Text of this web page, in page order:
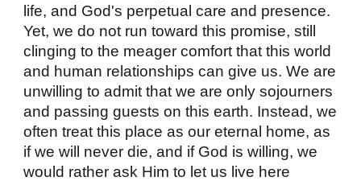
life, and God's perpetual care and presence.
Yet, we do not run toward this promise, still
clinging to the meager comfort that this world
and human relationships can give us. We are
unwilling to admit that we are only sojourners
and passing guests on this earth. Instead, we
often treat this place as our eternal home, as
if we will never die, and if God is willing, we
would rather ask Him to let us live here